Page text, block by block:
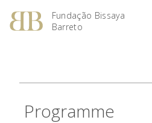
Fundação Bissaya
Barreto
Programme